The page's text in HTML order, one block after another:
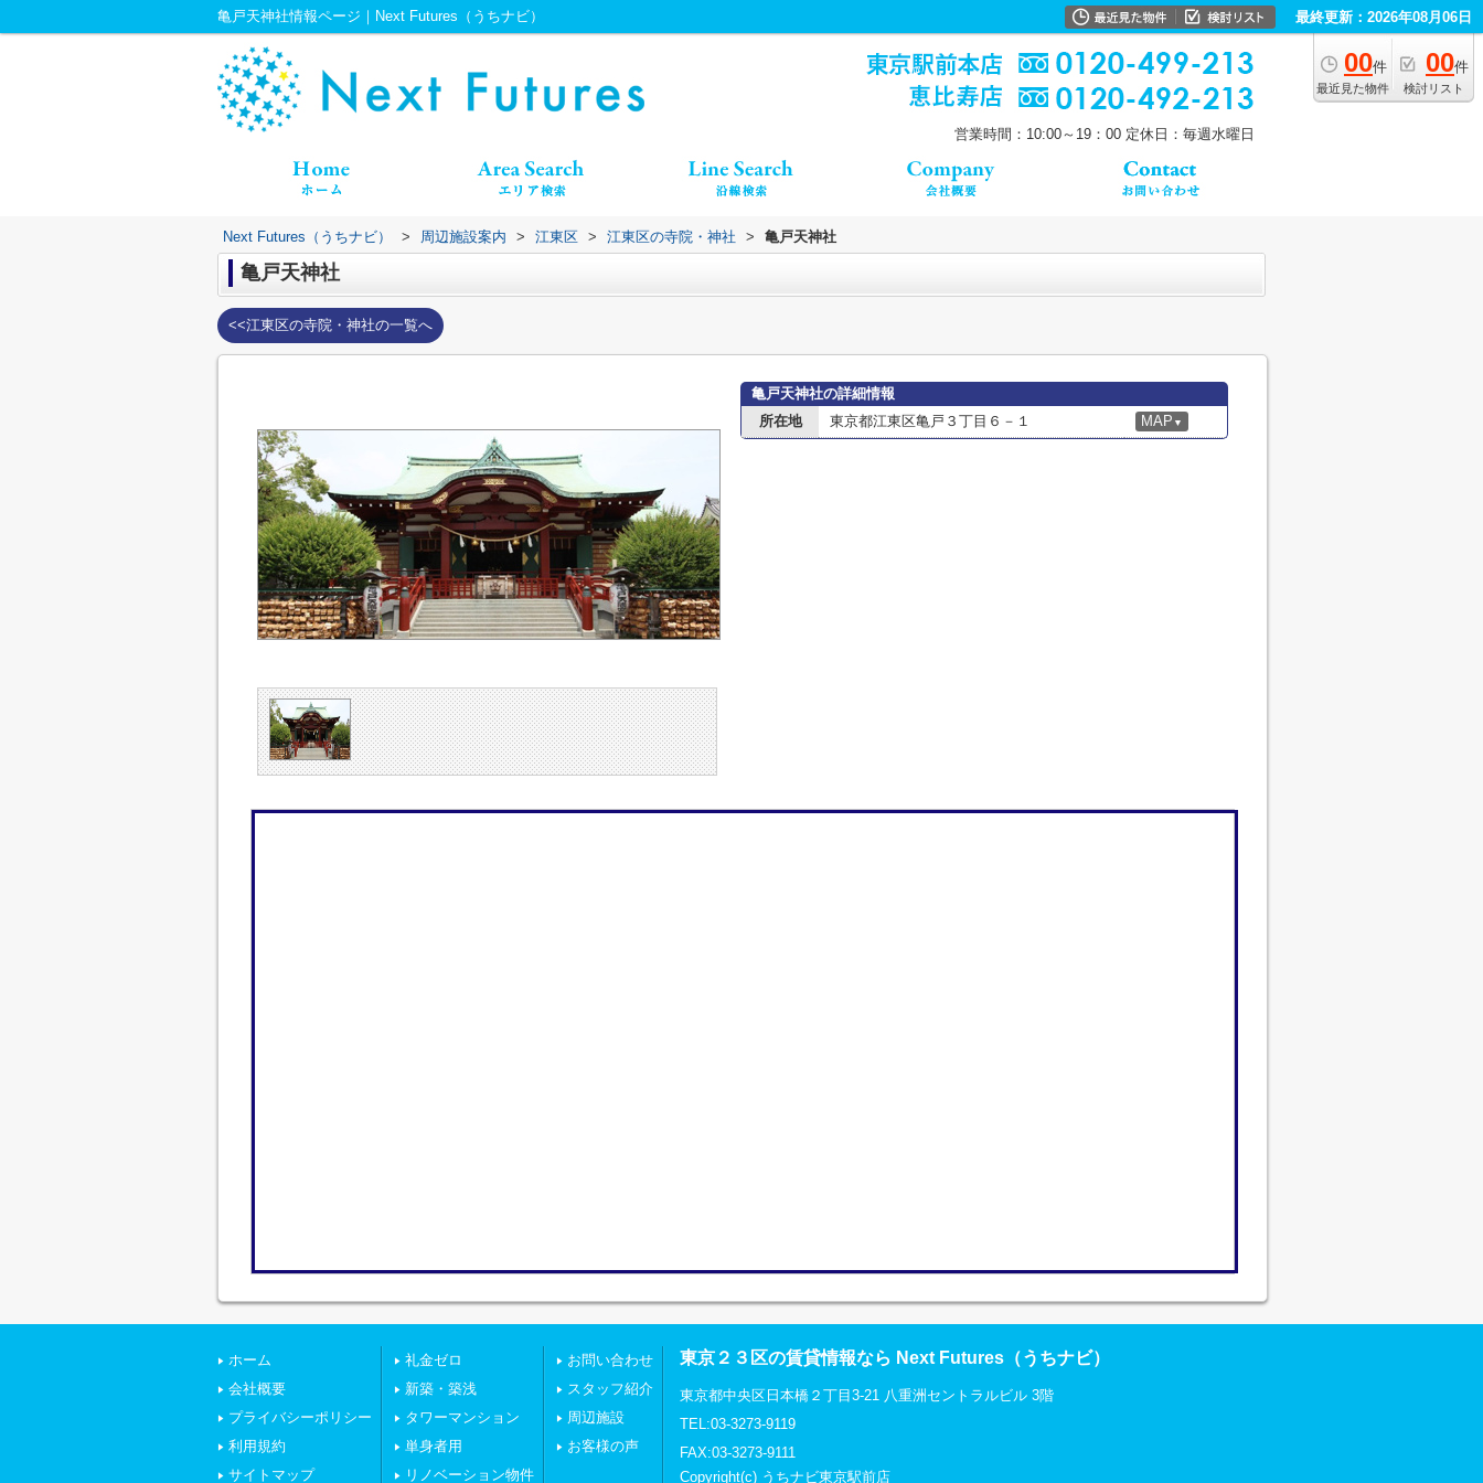
亀戸天神社情報ページ｜Next Futures（うちナビ） 最終更新：2026年08月06日
00件
最近見た物件
00件
検討リスト
営業時間：10:00～19：00 定休日：毎週水曜日
Next Futures（うちナビ） > 周辺施設案内 > 江東区 > 江東区の寺院・神社 > 亀戸天神社
亀戸天神社
<<江東区の寺院・神社の一覧へ
亀戸天神社の詳細情報
所在地
東京都江東区亀戸３丁目６－１ MAP ▼
ホーム
会社概要
プライバシーポリシー
利用規約
サイトマップ
礼金ゼロ
新築・築浅
タワーマンション
単身者用
リノベーション物件
お問い合わせ
スタッフ紹介
周辺施設
お客様の声
東京２３区の賃貸情報なら Next Futures（うちナビ）
東京都中央区日本橋２丁目3-21 八重洲セントラルビル 3階
TEL:03-3273-9119
FAX:03-3273-9111
Copyright(c) うちナビ東京駅前店